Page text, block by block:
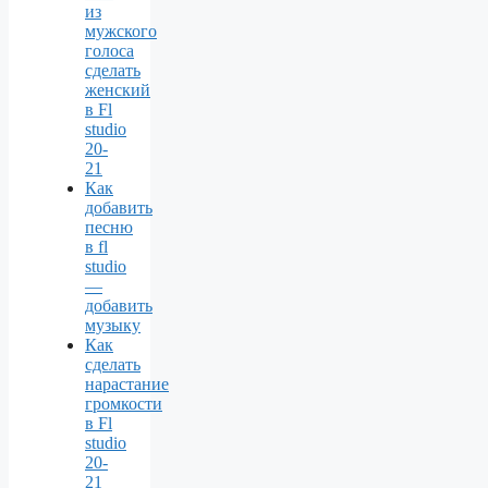
из
мужского
голоса
сделать
женский
в Fl
studio
20-
21
Как
добавить
песню
в fl
studio
—
добавить
музыку
Как
сделать
нарастание
громкости
в Fl
studio
20-
21